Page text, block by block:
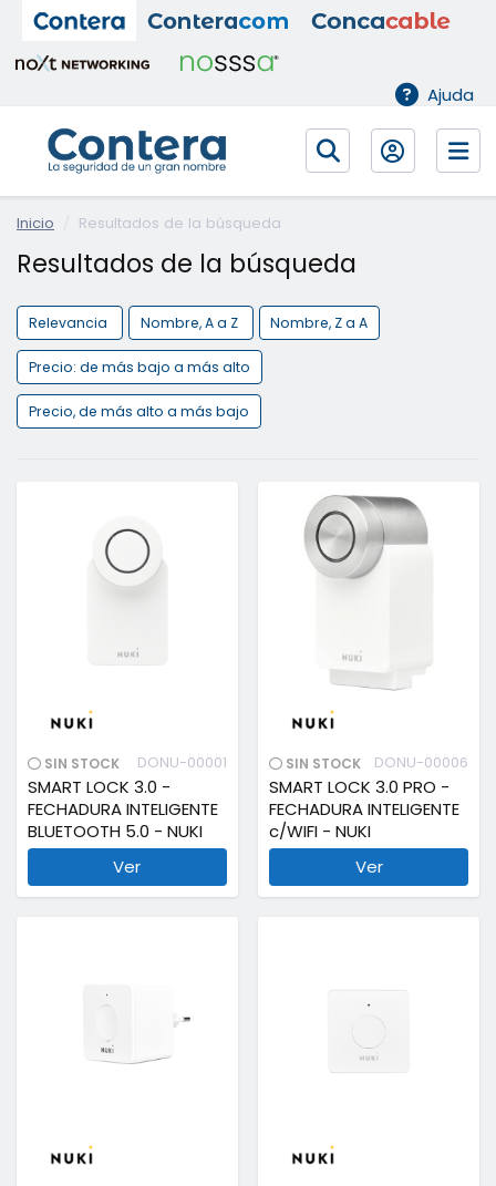
Ajuda
Inicio Resultados de la búsqueda
Resultados de la búsqueda
Relevancia Nombre, A a Z Nombre, Z a A
Precio: de más bajo a más alto
Precio, de más alto a más bajo
SIN STOCK DONU-00001
SMART LOCK 3.0 -
FECHADURA INTELIGENTE
BLUETOOTH 5.0 - NUKI
Ver
SIN STOCK DONU-00006
SMART LOCK 3.0 PRO -
FECHADURA INTELIGENTE
c/WIFI - NUKI
Ver